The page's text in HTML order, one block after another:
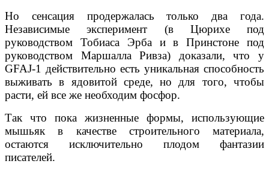
Но сенсация продержалась только два года.
Независимые эксперимент (в Цюрихе под
руководством Тобиаса Эрба и в Принстоне под
руководством Маршалла Ривза) доказали, что у
GFAJ-1 действительно есть уникальная способность
выживать в ядовитой среде, но для того, чтобы
расти, ей все же необходим фосфор.
Так что пока жизненные формы, использующие
мышьяк в качестве строительного материала,
остаются исключительно плодом фантазии
писателей.